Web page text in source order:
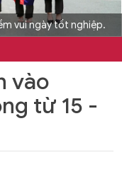
vui ngày tốt nghiệp.
vào
từ 15 -